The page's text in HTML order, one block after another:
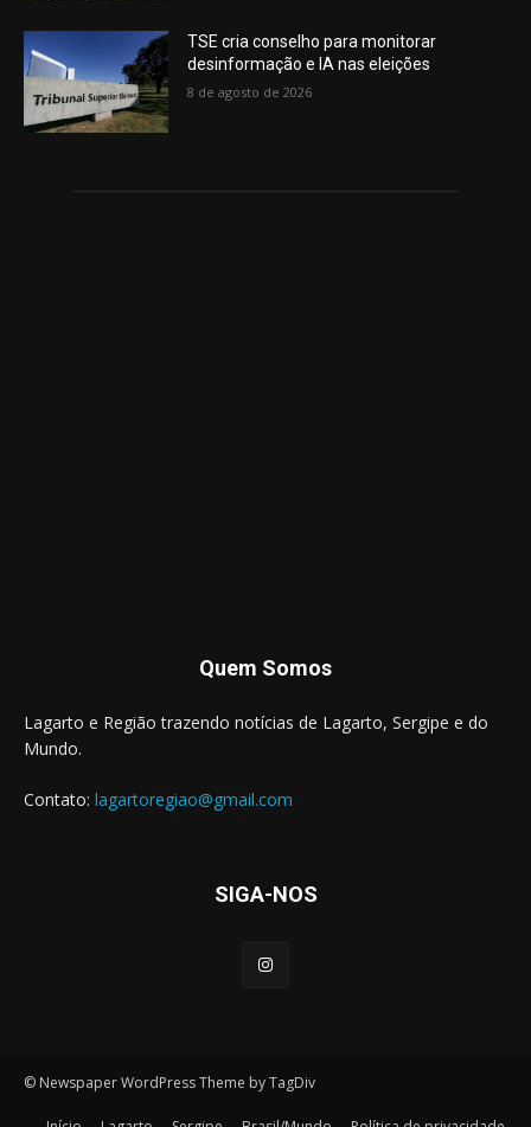
TSE cria conselho para monitorar
desinformação e IA nas eleições
8 de agosto de 2026
Quem Somos
Lagarto e Região trazendo notícias de Lagarto, Sergipe e do
Mundo.
Contato: lagartoregiao@gmail.com
SIGA-NOS
© Newspaper WordPress Theme by TagDiv